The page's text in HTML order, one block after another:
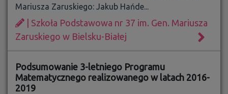
Mariusza Zaruskiego: Jakub Hańde...
| Szkoła Podstawowa nr 37 im. Gen. Mariusza
Zaruskiego w Bielsku-Białej
Podsumowanie 3-letniego Programu
Matematycznego realizowanego w latach 2016-
2019